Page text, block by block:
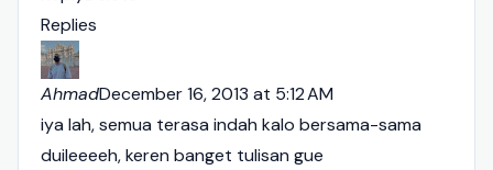
Replies
AhmadDecember 16, 2013 at 5:12 AM
iya lah, semua terasa indah kalo bersama-sama
duileeeeh, keren banget tulisan gue